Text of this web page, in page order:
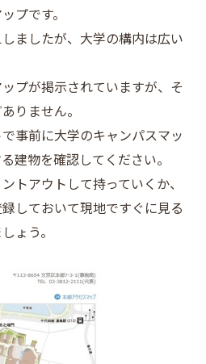
プです。
ましたが、大学の構内は広い
プが掲示されていますが、そ
りません。
事前に大学のキャンパスマッ
建物を確認してください。
トアウトして持っていくか、
しておいて現地ですぐに見る
ょう。